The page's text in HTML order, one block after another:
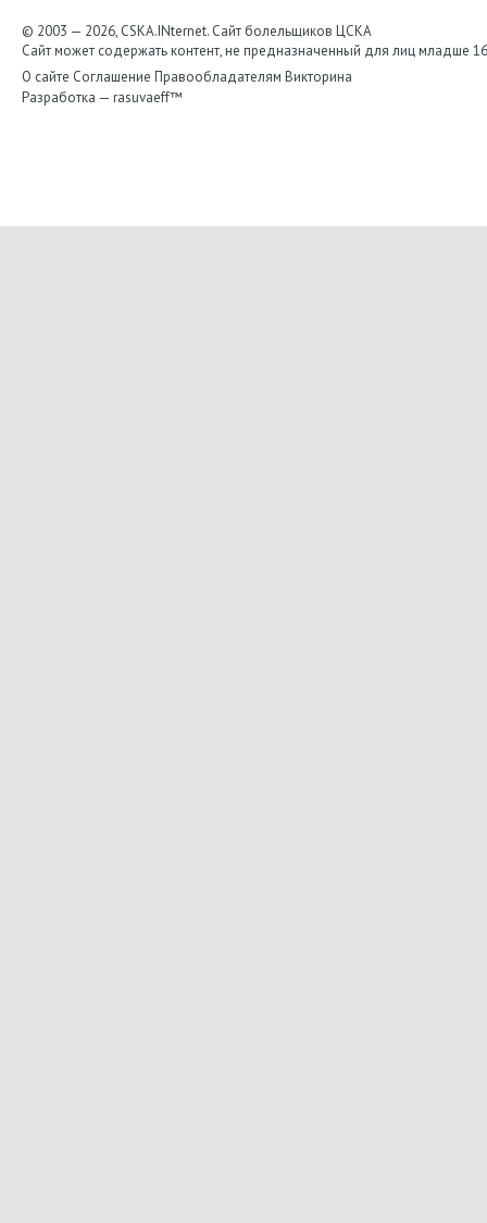
© 2003 — 2026, CSKA.INternet. Cайт болельщиков ЦСКА
Сайт может содержать контент, не предназначенный для лиц младше
О сайте Соглашение Правообладателям Викторина
Разработка — rasuvaeff™